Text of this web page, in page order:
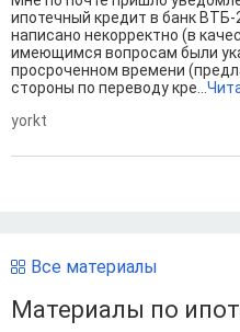
ипотечный кредит в банк
написано некорректно (в
имеющимся вопросам были
просроченном времени
стороны по переводу кре...
yorkt
Все материалы
Материалы по